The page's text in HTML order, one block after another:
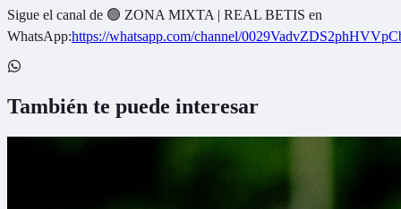
Sigue el canal de 🟢 ZONA MIXTA | REAL BETIS en
WhatsApp:https://whatsapp.com/channel/
También te puede interesar